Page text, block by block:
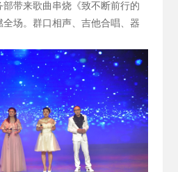
带来歌曲串烧《致不断前行的
场。群口相声、吉他合唱、器